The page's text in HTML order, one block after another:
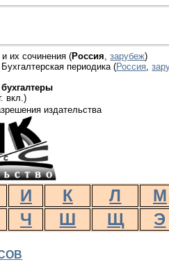
их сочинения (Россия ,зарубеж)
периодика(Россия ,
вкл.)
издательства
И К Л М
Ч Ш Щ Э